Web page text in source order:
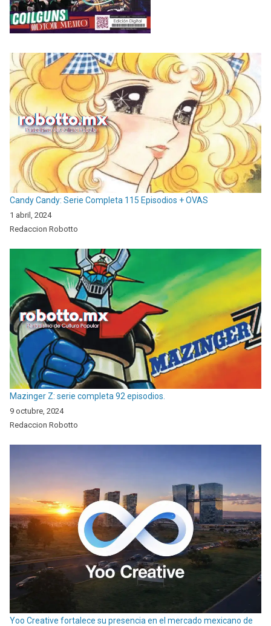
Candy Candy: Serie Completa 115 Episodios + OVAS
1 abril, 2024
Redaccion Robotto
Mazinger Z: serie completa 92 episodios.
9 octubre, 2024
Redaccion Robotto
Yoo Creative fortalece su presencia en el mercado mexicano de